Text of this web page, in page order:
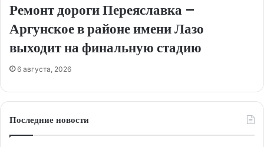
Ремонт дороги Переяславка –
Аргунское в районе имени Лазо
выходит на финальную стадию
6 августа, 2026
Последние новости